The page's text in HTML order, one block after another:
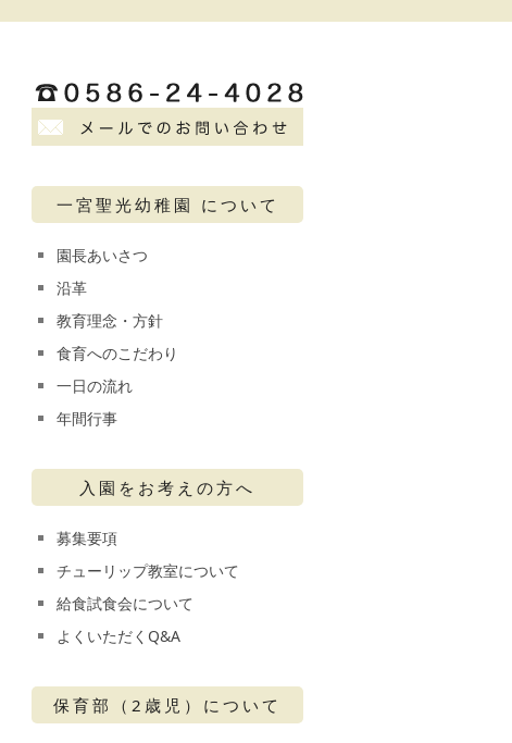
一宮聖光幼稚園 について
園長あいさつ
沿革
教育理念・方針
食育へのこだわり
一日の流れ
年間行事
入園をお考えの方へ
募集要項
チューリップ教室について
給食試食会について
よくいただくQ&A
保育部（2歳児）について